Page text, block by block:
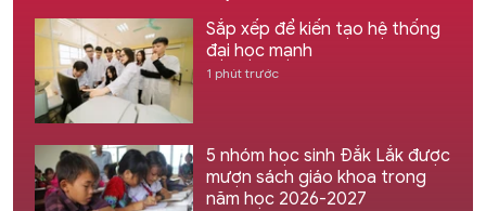
Sắp xếp để kiến tạo hệ thống
đại học mạnh
1 phút trước
5 nhóm học sinh Đắk Lắk được
mượn sách giáo khoa trong
năm học 2026-2027